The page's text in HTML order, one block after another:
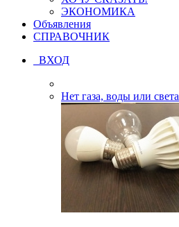
ЭКОНОМИКА
Объявления
СПРАВОЧНИК
ВХОД
Нет газа, воды или света